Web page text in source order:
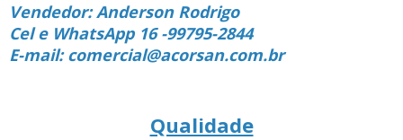
Vendedor: Anderson Rodrigo
Cel e WhatsApp 16 -99795-2844
E-mail: comercial@acorsan.com.br
Qualidade